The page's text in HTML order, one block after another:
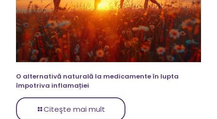
O alternativă naturală la medicamente în lupta
împotriva inflamației
Citeşte mai mult